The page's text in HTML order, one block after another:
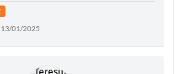
Seletivos
13/01/2025